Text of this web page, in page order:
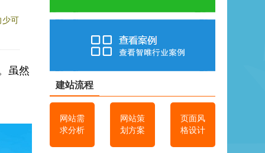
少可
虽然
建站流程
网站需
求分析
网站策
划方案
页面风
格设计